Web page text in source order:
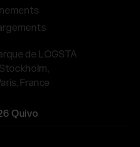
de LOGSTA
France
Quivo